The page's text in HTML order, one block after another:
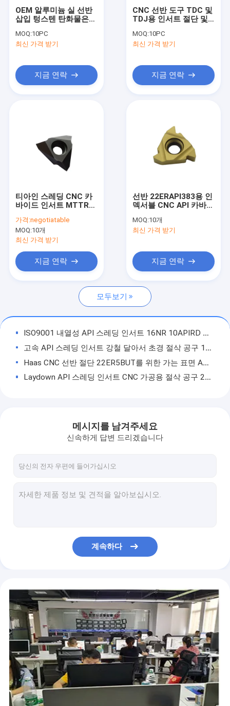
공장 투어
품질 관리
연락처
CNC 카바이드 인서트
텅스텐 카바이드 인서트
CNC 선반 도구
나사 밀링 도구
카바이드 터닝 인서트
선반 절단 도구
카바이드 인서트 절단 도구
OEM 알루미늄 실 선반
삽입 텅스텐 탄화물은
합니다
MOQ:10PC
최신 가격 받기
지금 연락
CNC 선반 도구 TDC 및
TDJ용 인서트 절단 및
MOQ:10PC
최신 가격 받기
지금 연락
티아인 스레딩 CNC 카
바이드 인서트 MTTR
반
가격:negotiatable
MOQ:10개
최신 가격 받기
지금 연락
선반 22ERAPI383용 인
덱서블 CNC API 카바이
MOQ:10개
최신 가격 받기
지금 연락
모두보기
ISO9001 내열성 API 스레딩 인서트 16NR 10APIRD 튜브 스레드 인서트
고속 API 스레딩 인서트 강철 달아서 초경 절삭 공구 16NR 8APIRD
Haas CNC 선반 절단 22ER5BUT를 위한 가는 표면 API 탄화물 공구 삽입
Laydown API 스레딩 인서트 CNC 가공용 절삭 공구 22ER5BUT75
샤프닝 SS 카바이드 커팅 스레드 밀링 공구 인서트 3UIDH60
선반을 위한 14N10UN 수동 CNC 나사 절단 끝 선반 탄화물 절단기
OEM/ODM 강철 달아서 실 선반 절단기 CNC 맷돌로 가는 삽입 21N24UN
절단기 HR10-45를 위한 21-14NPT 탄화물 실 맷돌로 가는 공구 삽입
높은 정밀도 CNC Pcd 홈을 파는 삽입 텅스텐 탄화물 색인화할 수 있는 삽입 TGF32L300
TGF32R150-R0.75 카바이드 그루빙 다이아몬드 팁 선반 인서트 이형 도구
GER100-D 인덱서블 텅스텐 카바이드 홈 가공 인서트 Cnc 홈 가공 도구 커터
GER200-D 선반 카바이드 커팅 인서트 얇은 비트 홈 표면 커터
메시지를 남겨주세요
신속하게 답변 드리겠습니다
계속하다